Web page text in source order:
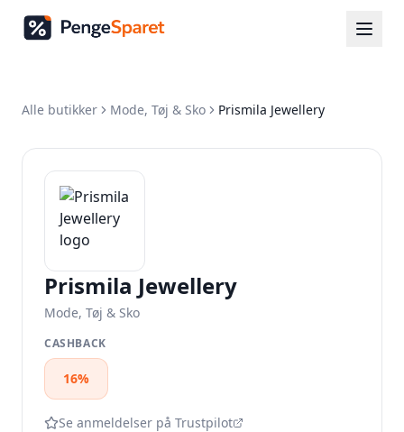
Alle butikker Mode, Tøj & Sko Prismila Jewellery
Prismila Jewellery
Mode, Tøj & Sko
CASHBACK
16%
Se anmeldelser på Trustpilot